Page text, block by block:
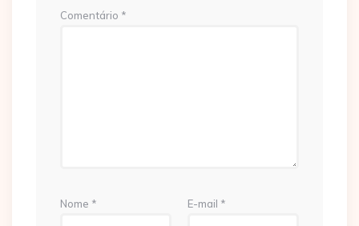
Comentário *
Nome * E-mail *